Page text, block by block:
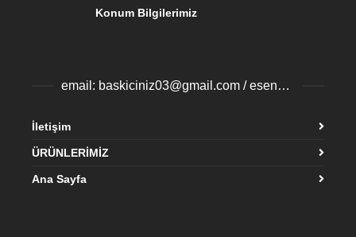
Konum Bilgilerimiz
email: baskiciniz03@gmail.com / esenyurtbaski@gmail.com
İletişim
ÜRÜNLERİMİZ
Ana Sayfa